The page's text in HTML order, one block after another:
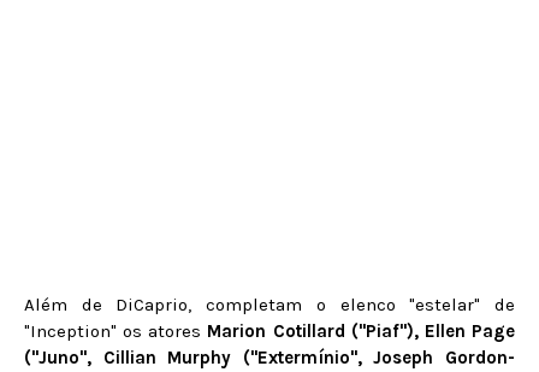
Além de DiCaprio, completam o elenco "estelar" de
"Inception" os atores Marion Cotillard ("Piaf"), Ellen Page
("Juno", Cillian Murphy ("Extermínio", Joseph Gordon-